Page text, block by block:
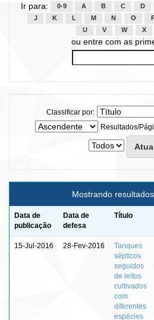
Ir para: 0-9 A B C D
J
K L M N O
U
V W X
ou entre com as
Classificar por:
Resultados/
Mostrando
Data de
publicação
Data de
defesa
Título
15-Jul-2016 28-Fev-2016
Tanques
sépticos
seguidos
de leitos
cultivados
com
diferentes
espécies